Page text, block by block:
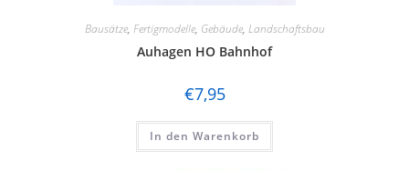
Bausätze, Fertigmodelle, Gebäude, Landschaftsbau
Auhagen HO Bahnhof
€7,95
In den Warenkorb